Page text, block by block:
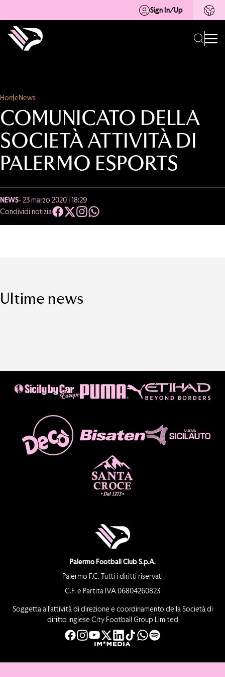
Sign In/Up
HomeNews
COMUNICATO DELLA
SOCIETÀ ATTIVITÀ DI
PALERMO ESPORTS
NEWS- 23 marzo 2020 | 18:29
Condividi notizia
Ultime news
Palermo Football Club S.p.A.
Palermo F.C. Tutti i diritti riservati
C.F. e Partita IVA 06804260823
Soggetta all’attività di direzione e coordinamento della Società di
diritto inglese City Football Group Limited